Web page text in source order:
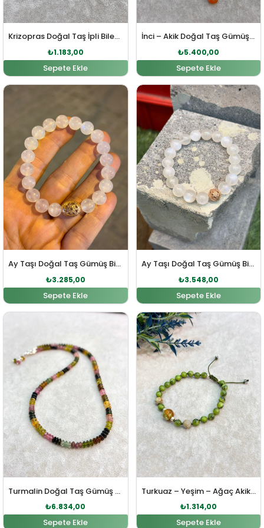
Krizopras Doğal Taş İpli Bileklik
₺1.183,00
Sepete Ekle
İnci – Akik Doğal Taş Gümüş Kolye
₺5.400,00
Sepete Ekle
Ay Taşı Doğal Taş Gümüş Bileklik
Orijinal fiyat: ₺3.614,00.
₺3.285,00
Şu andaki fiyat: ₺3.285,00.
Sepete Ekle
Ay Taşı Doğal Taş Gümüş Bileklik
Orijinal fiyat:
₺3.548,00
Şu andaki
Sepete Ekle
Turmalin Doğal Taş Gümüş Kolye
Orijinal fiyat: ₺7.518,00.
₺6.834,00
Şu andaki fiyat: ₺6.834,00.
Sepete Ekle
Turkuaz – Yeşim – Ağaç Akik Doğal Taş Gümüş İpli Bileklik
Orijinal fiyat:
₺1.314,00
Şu andaki
Sepete Ekle